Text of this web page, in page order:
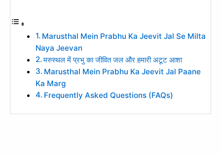
Marusthal Mein Prabhu Ka Jeevit Jal Se Milta
Naya Jeevan
मरुस्थल में प्रभु का जीवित जल और हमारी अटूट आशा
Marusthal Mein Prabhu Ka Jeevit Jal Paane
Ka Marg
Frequently Asked Questions (FAQs)